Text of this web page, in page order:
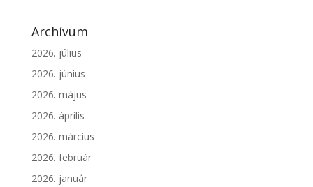
Archívum
2026. július
2026. június
2026. május
2026. április
2026. március
2026. február
2026. január